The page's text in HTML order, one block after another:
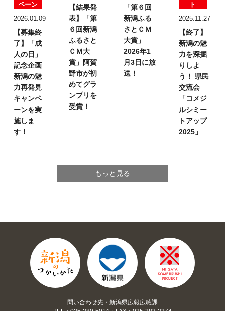
ペーン
2026.01.09
【募集終
了】「成
人の日」
記念企画
新潟の魅
力再発見
キャンペ
ーンを実
施しま
す！
【結果発
表】
「第
６回新潟
ふるさと
ＣＭ大
賞」 阿賀
野市が初
めてグラ
ンプリを
受賞！
「第６回
新潟ふる
さとＣＭ
大賞」
2026年1
月3日に放
送！
ト
2025.11.27
【終了】
新潟の魅
力を深掘
りしよ
う！ 県民
交流会
「コメジ
ルシミー
トアップ
2025」
もっと見る
問い合わせ先・新潟県広報広聴課